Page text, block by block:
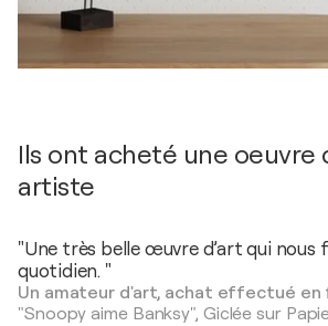
Ils ont acheté une oeuvre
artiste
"Une très belle œuvre d’art qui nous
quotidien. "
Un amateur d'art, achat effectué en
"Snoopy aime Banksy", Giclée sur